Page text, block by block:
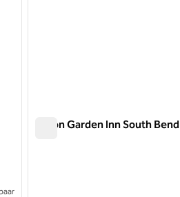
Hilton Garden Inn South Bend